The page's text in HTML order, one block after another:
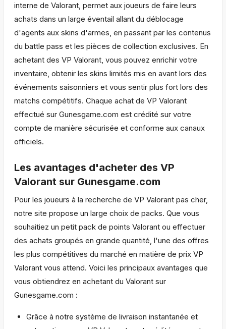
interne de Valorant, permet aux joueurs de faire leurs
achats dans un large éventail allant du déblocage
d'agents aux skins d'armes, en passant par les contenus
du battle pass et les pièces de collection exclusives. En
achetant des VP Valorant, vous pouvez enrichir votre
inventaire, obtenir les skins limités mis en avant lors des
événements saisonniers et vous sentir plus fort lors des
matchs compétitifs. Chaque achat de VP Valorant
effectué sur Gunesgame.com est crédité sur votre
compte de manière sécurisée et conforme aux canaux
officiels.
Les avantages d'acheter des VP
Valorant sur Gunesgame.com
Pour les joueurs à la recherche de VP Valorant pas cher,
notre site propose un large choix de packs. Que vous
souhaitiez un petit pack de points Valorant ou effectuer
des achats groupés en grande quantité, l'une des offres
les plus compétitives du marché en matière de prix VP
Valorant vous attend. Voici les principaux avantages que
vous obtiendrez en achetant du Valorant sur
Gunesgame.com :
Grâce à notre système de livraison instantanée et